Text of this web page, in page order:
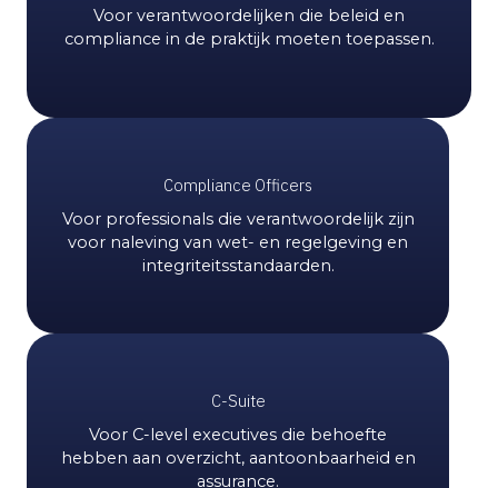
Voor verantwoordelijken die beleid en
compliance in de praktijk moeten toepassen.
Compliance Officers
Voor professionals die verantwoordelijk zijn
voor naleving van wet- en regelgeving en
integriteitsstandaarden.
C-Suite
Voor C-level executives die behoefte
hebben aan overzicht, aantoonbaarheid en
assurance.